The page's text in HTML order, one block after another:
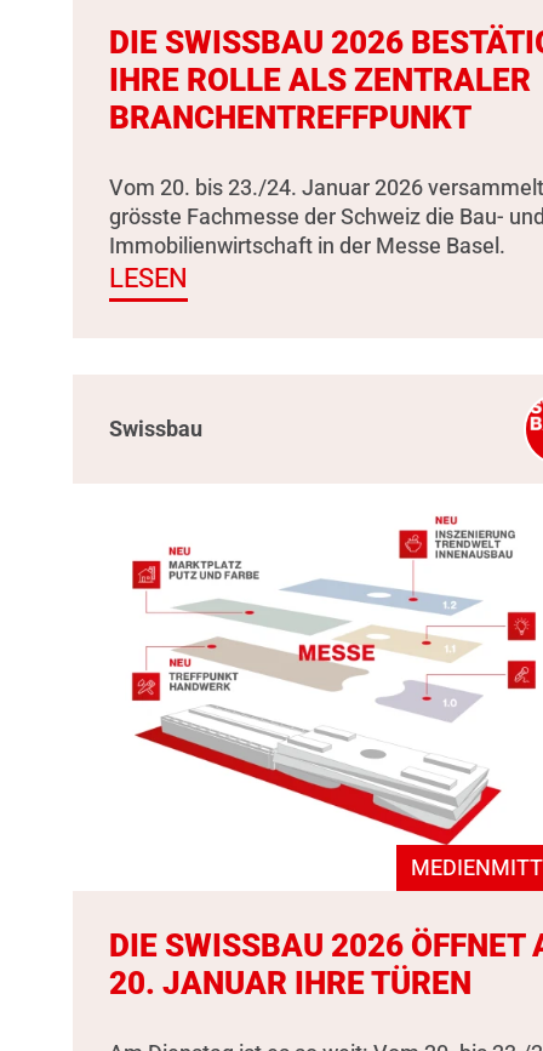
DIE SWISSBAU 2026
IHRE ROLLE ALS ZENTRALER
BRANCHENTREFFPUNKT
Vom 20. bis 23./24. Januar 2026
grösste Fachmesse der Schweiz die Bau-
Immobilienwirtschaft in der Messe Basel.
LESEN
Swissbau
DIE SWISSBAU 2026 ÖFFNET
20. JANUAR IHRE TÜREN